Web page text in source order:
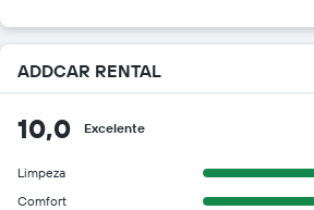
ADDCAR RENTAL
10,0 Excelente
Limpeza
Comfort